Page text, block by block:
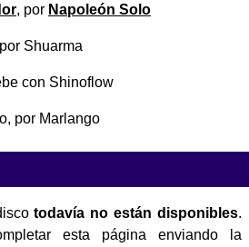
, por Napoleón Solo
Shuarma
con Shinoflow
, por Marlango
todavía no están disponibles.
esta página enviando la